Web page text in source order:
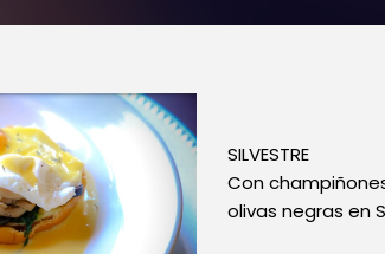
SILVESTRE
Con
olivas negras en